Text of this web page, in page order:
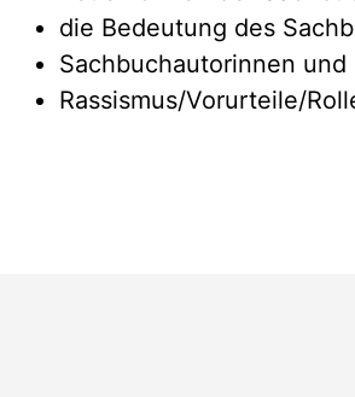
die Bedeutung des
Sachbuchautorinnen
Rassismus/Vorurteile/